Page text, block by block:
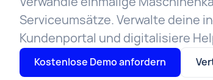
Serviceumsätze. Verwalte deine
Kundenportal und digitalisiere
Kostenlose Demo anfordern